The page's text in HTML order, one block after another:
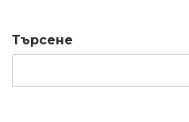
Търсене